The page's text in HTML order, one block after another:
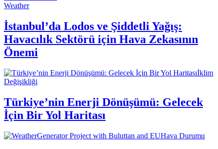
Weather
İstanbul’da Lodos ve Şiddetli Yağış:
Havacılık Sektörü için Hava Zekasının
Önemi
İklim
Değişikliği
Türkiye’nin Enerji Dönüşümü: Gelecek
İçin Bir Yol Haritası
Hava Durumu